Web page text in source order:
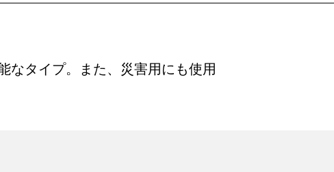
なタイプ。また、災害用にも使用